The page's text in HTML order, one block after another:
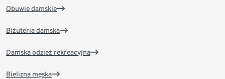
Obuwie damskie
Biżuteria damska
Damska odzież rekreacyjna
Bielizna męska